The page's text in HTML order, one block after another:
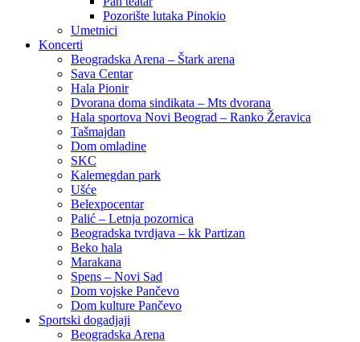
Pozorište lutaka Pinokio
Umetnici
Koncerti
Beogradska Arena – Štark arena
Sava Centar
Hala Pionir
Dvorana doma sindikata – Mts dvorana
Hala sportova Novi Beograd – Ranko Žeravica
Tašmajdan
Dom omladine
SKC
Kalemegdan park
Ušće
Belexpocentar
Palić – Letnja pozornica
Beogradska tvrdjava – kk Partizan
Beko hala
Marakana
Spens – Novi Sad
Dom vojske Pančevo
Dom kulture Pančevo
Sportski dogadjaji
Beogradska Arena